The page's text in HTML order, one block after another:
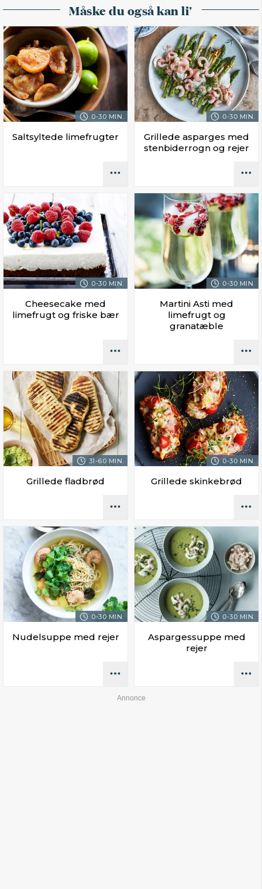
Måske du også kan li'
0-30 MIN.
Saltsyltede limefrugter
0-30 MIN.
Grillede asparges med
stenbiderrogn og rejer
0-30 MIN.
Cheesecake med
limefrugt og friske bær
0-30 MIN.
Martini Asti med
limefrugt og
granatæble
31-60 MIN.
Grillede fladbrød
0-30 MIN.
Grillede skinkebrød
0-30 MIN.
Nudelsuppe med rejer
0-30 MIN.
Aspargessuppe med
rejer